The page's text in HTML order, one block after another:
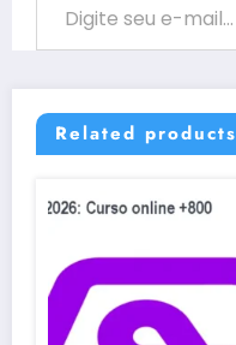
Related products